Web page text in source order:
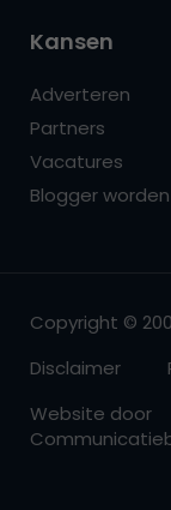
Kansen
Adverteren
Partners
Vacatures
Blogger worden
Copyright ©
Disclaimer
Website door